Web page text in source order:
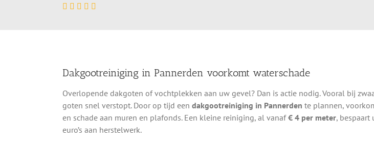
Dakgootreiniging in Pannerden voorkomt waterschade
Overlopende dakgoten of vochtplekken aan uw gevel? Dan is actie nodig. Vooral bij
goten snel verstopt. Door op tijd een dakgootreiniging in Pannerden te plannen,
en schade aan muren en plafonds. Een kleine reiniging, al vanaf€ 4 per meter, bespaart
euro’s aan herstelwerk.